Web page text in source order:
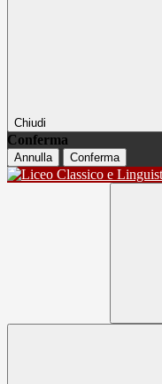
Chiudi
Conferma
Annulla Conferma